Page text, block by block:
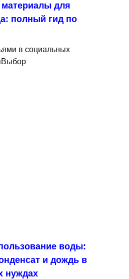
для
полный гид по
в социальных
воды:
и дождь в
нуждах